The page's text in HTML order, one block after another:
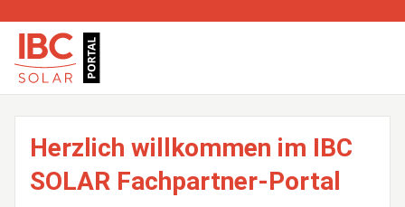
Herzlich willkommen im IBC
SOLAR Fachpartner-Portal